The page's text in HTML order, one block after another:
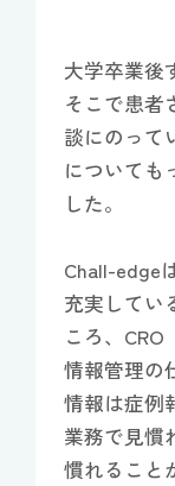
大学卒業後
そこで患者
談にのって
についても
した。
Chall-edge
充実してい
ころ、
情報管理の
情報は症例
業務で見慣
慣れること